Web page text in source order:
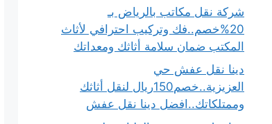
شركة نقل مكاتب بالرياض بـ
20%خصم..فك وتركيب احترافي لأثاث
المكتب ضمان سلامة أثاثك ومعداتك
دينا نقل عفش حي
العزيزية..خصم150ريال لنقل أثاثك
وممتلكاتك..افضل دينا نقل عفش